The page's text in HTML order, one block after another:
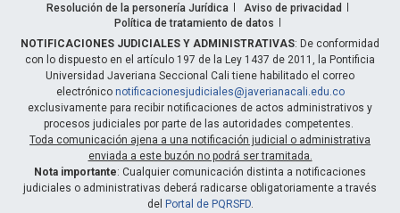
Resolución de la personería Jurídica
Aviso de privacidad
Política de tratamiento de datos
NOTIFICACIONES JUDICIALES Y ADMINISTRATIVAS: De conformidad
con lo dispuesto en el artículo 197 de la Ley 1437 de 2011, la Pontificia
Universidad Javeriana Seccional Cali tiene habilitado el correo
electrónico notificacionesjudiciales@javerianacali.edu.co
exclusivamente para recibir notificaciones de actos administrativos y
procesos judiciales por parte de las autoridades competentes.
Toda comunicación ajena a una notificación judicial o administrativa
enviada a este buzón no podrá ser tramitada.
Nota importante: Cualquier comunicación distinta a notificaciones
judiciales o administrativas deberá radicarse obligatoriamente a través
del Portal de PQRSFD.